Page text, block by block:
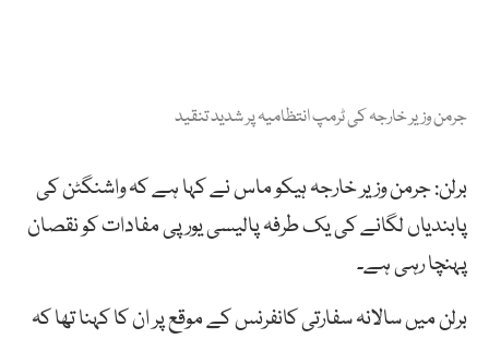
جرمن وزیر خارجہ کی ٹرمپ انتظامیہ پر شدید تنقید
برلن: جرمن وزیر خارجہ ہیکو ماس نے کہا ہے کہ واشنگٹن کی
پابندیاں لگانے کی یک طرفہ پالیسی یورپی مفادات کو نقصان
پہنچا رہی ہے۔
برلن میں سالانہ سفارتی کانفرنس کے موقع پر ان کا کہنا تھا کہ